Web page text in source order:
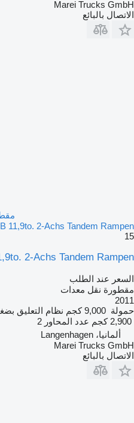
Marei Trucks GmbH
الاتصال بالبائع
11,9to. 2-Achs Tandem Rampen
15
2-Achs Tandem Rampen
السعر عند الطلب
مقطورة نقل معدات
2011
حمولة 9,000 كجم نظام التعليق
2,900 كجم
عدد المحاور 2
ألمانيا، Langenhagen
Marei Trucks GmbH
الاتصال بالبائع